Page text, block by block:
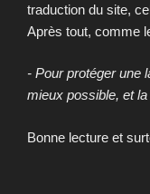
traduction du site,
Après tout, comme
- Pour protéger une
mieux possible, et
Bonne lecture et